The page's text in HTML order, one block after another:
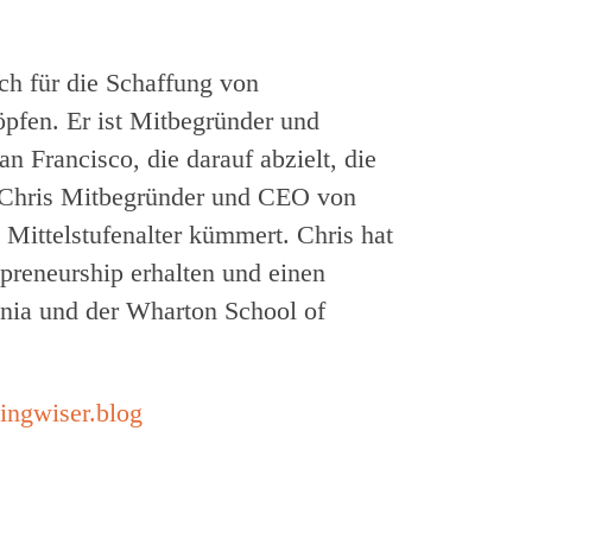
für die Schaffung von
Er ist Mitbegründer und
Francisco, die darauf abzielt, die
Mitbegründer und CEO von
kümmert. Chris hat
erhalten und einen
und der Wharton School of